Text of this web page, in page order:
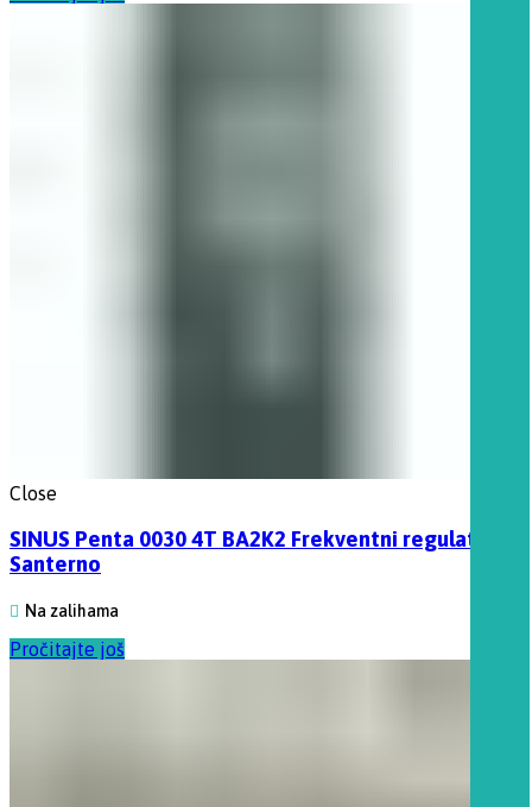
Close
SINUS Penta 0030 4T BA2K2 Frekventni regulator,
Santerno
Na zalihama
Pročitajte još